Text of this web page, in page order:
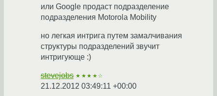
или Google продаст подразделение
подразделения Motorola Mobility
но легкая интрига путем замалчивания
структуры подразделений звучит
интригующе :)
stevejobs ★★★★☆
21.12.2012 03:49:11 +00:00